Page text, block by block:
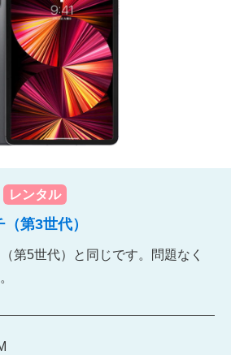
レンタル
第3世代）
第5世代）と同じです。問題なく